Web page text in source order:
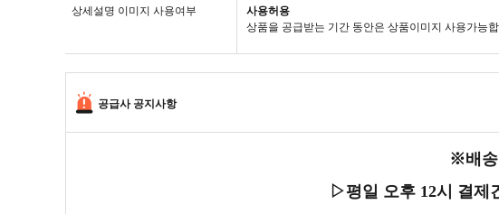
상세설명 이미지 사용여부
사용허용
상품을 공급받는 기간 동안은 상품이미지 사용가능
공급사 공지사항
※배
▷평일 오후 12시 결제